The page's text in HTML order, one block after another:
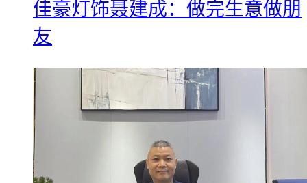
佳豪灯饰聂建成：做完生意做朋
友